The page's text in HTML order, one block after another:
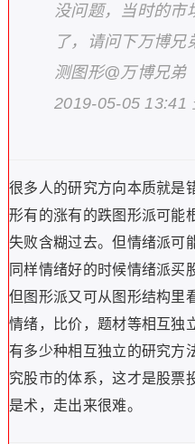
没问题，当时的市
了，请问下万博兄
测图形@万博兄弟
2019-05-05 13:41
很多人的研究方向本质就是
形有的涨有的跌图形派可能
失败含糊过去。但情绪派可
同样情绪好的时候情绪派买
但图形派又可从图形结构里
情绪，比价，题材等相互独
有多少种相互独立的研究方
究股市的体系，这才是股票
是术，走出来很难。